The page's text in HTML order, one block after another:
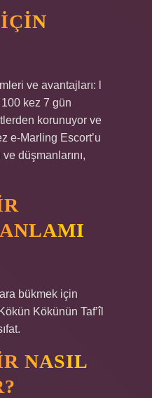
ve avantajları: l
100 kez 7 gün
korunuyor ve
e-Marling Escort’u
düşmanlarını,
bükmek için
Kökünün Taf’îl
NASIL